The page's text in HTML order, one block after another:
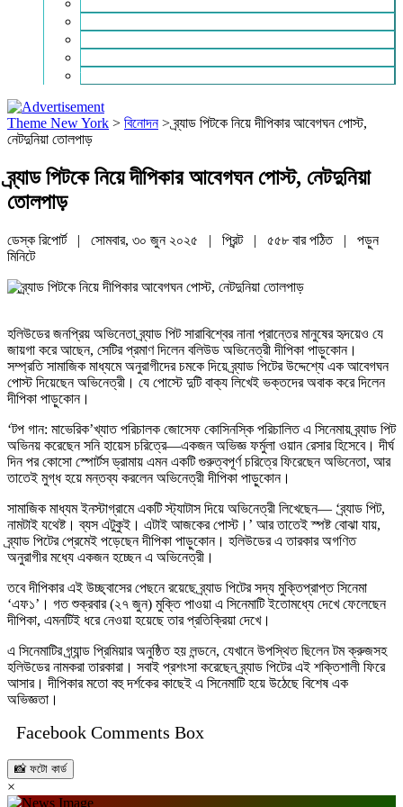
Theme New York > বিনোদন>ব্র্যাড পিটকে নিয়ে দীপিকার আবেগঘন পোস্ট,
নেটদুনিয়া তোলপাড়
ব্র্যাড পিটকে নিয়ে দীপিকার আবেগঘন পোস্ট, নেটদুনিয়া
তোলপাড়
ডেস্ক রিপোর্ট | সোমবার, ৩০ জুন ২০২৫ | প্রিন্ট | ৫৫৮ বার পঠিত
| পড়ুন
মিনিটে
হলিউডের জনপ্রিয় অভিনেতা ব্র্যাড পিট সারাবিশ্বের নানা প্রান্তের মানুষের হৃদয়েও যে
জায়গা করে আছেন, সেটির প্রমাণ দিলেন বলিউড অভিনেত্রী দীপিকা পাড়ুকোন।
সম্প্রতি সামাজিক মাধ্যমে অনুরাগীদের চমকে দিয়ে ব্র্যাড পিটের উদ্দেশ্যে এক আবেগঘন
পোস্ট দিয়েছেন অভিনেত্রী। যে পোস্টে দুটি বাক্য লিখেই ভক্তদের অবাক করে দিলেন
দীপিকা পাড়ুকোন।
‘টপ গান: মাভেরিক’খ্যাত পরিচালক জোসেফ কোসিনস্কি পরিচালিত এ সিনেমায় ব্র্যাড পিট
অভিনয় করেছেন সনি হায়েস চরিত্রে—একজন অভিজ্ঞ ফর্মুলা ওয়ান রেসার হিসেবে। দীর্ঘ
দিন পর কোসো স্পোর্টস ড্রামায় এমন একটি গুরুত্বপূর্ণ চরিত্রে ফিরেছেন অভিনেতা, আর
তাতেই মুগ্ধ হয়ে মন্তব্য করলেন অভিনেত্রী দীপিকা পাড়ুকোন।
সামাজিক মাধ্যম ইনস্টাগ্রামে একটি স্ট্যাটাস দিয়ে অভিনেত্রী লিখেছেন— ‘ব্র্যাড পিট,
নামটাই যথেষ্ট। ব্যস এটুকুই। এটাই আজকের পোস্ট।’ আর তাতেই স্পষ্ট বোঝা যায়,
ব্র্যাড পিটের প্রেমেই পড়েছেন দীপিকা পাড়ুকোন। হলিউডের এ তারকার অগণিত
অনুরাগীর মধ্যে একজন হচ্ছেন এ অভিনেত্রী।
তবে দীপিকার এই উচ্ছ্বাসের পেছনে রয়েছে ব্র্যাড পিটের সদ্য মুক্তিপ্রাপ্ত সিনেমা
‘এফ১’। গত শুক্রবার (২৭ জুন) মুক্তি পাওয়া এ সিনেমাটি ইতোমধ্যে দেখে ফেলেছেন
দীপিকা, এমনটিই ধরে নেওয়া হয়েছে তার প্রতিক্রিয়া দেখে।
এ সিনেমাটির গ্র্যান্ড প্রিমিয়ার অনুষ্ঠিত হয় লন্ডনে, যেখানে উপস্থিত ছিলেন টম ক্রুজসহ
হলিউডের নামকরা তারকারা। সবাই প্রশংসা করেছেন ব্র্যাড পিটের এই শক্তিশালী ফিরে
আসার। দীপিকার মতো বহু দর্শকের কাছেই এ সিনেমাটি হয়ে উঠেছে বিশেষ এক
অভিজ্ঞতা।
Facebook Comments Box
📸 ফটো কার্ড
×